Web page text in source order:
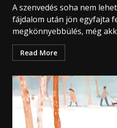
A szenvedés soha nem
fájdalom után jön egyfajta
megkönnyebbülés, még
Read More